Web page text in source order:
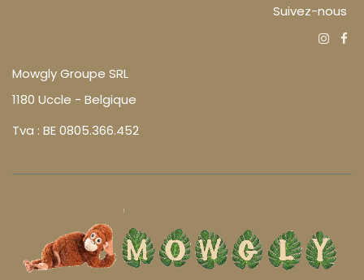
Suivez-nous
Mowgly Groupe SRL
1180 Uccle - Belgique
Tva : BE 0805.366.452